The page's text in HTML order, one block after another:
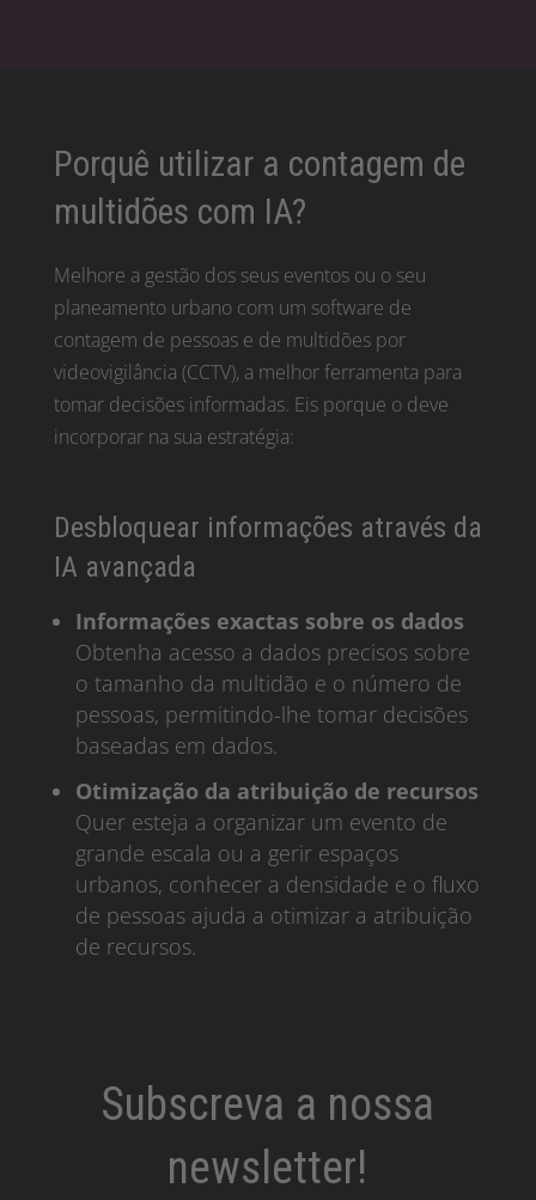
Porquê utilizar a contagem de
multidões com IA?
Melhore a gestão dos seus eventos ou o seu
planeamento urbano com um software de
contagem de pessoas e de multidões por
videovigilância (CCTV), a melhor ferramenta para
tomar decisões informadas. Eis porque o deve
incorporar na sua estratégia:
Desbloquear informações através da
IA avançada
Informações exactas sobre os dados
Obtenha acesso a dados precisos sobre
o tamanho da multidão e o número de
pessoas, permitindo-lhe tomar decisões
baseadas em dados.
Otimização da atribuição de recursos
Quer esteja a organizar um evento de
grande escala ou a gerir espaços
urbanos, conhecer a densidade e o fluxo
de pessoas ajuda a otimizar a atribuição
de recursos.
Subscreva a nossa
newsletter!